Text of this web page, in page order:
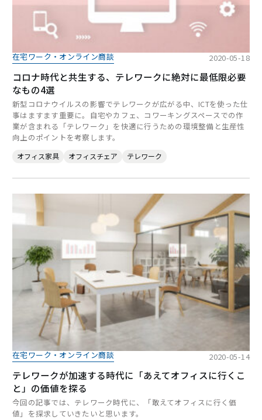
在宅ワーク・オンライン商談 2020-05-18
コロナ時代と共生する、テレワークに絶対に最低限必要
なもの4選
新型コロナウイルスの影響でテレワークが広がる中、ICTを使った仕
事はますます重要に。自宅やカフェ、コワーキングスペースでの作
業が含まれる「テレワーク」を快適に行うための環境整備と生産性
向上のポイントを考察します。
オフィス家具 オフィスチェア テレワーク
在宅ワーク・オンライン商談 2020-05-14
テレワークが加速する時代に「あえてオフィスに行くこ
と」の価値を探る
今回の記事では、テレワーク時代に、「敢えてオフィスに行く価
値」を探求していきたいと思います。